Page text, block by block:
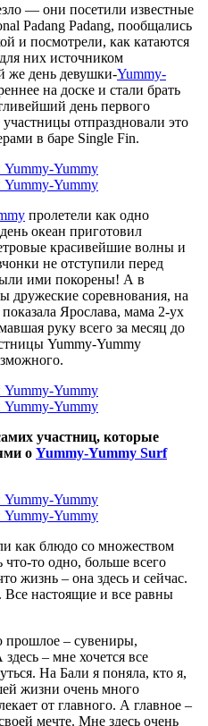
— они посетили известные
Padang Padang, пообщались
и посмотрели, как катаются
них источником
же день девушки-Yummy-
на доске и стали брать
день первого
отпраздновали это
в баре Single Fin.
пролетели как одно
океан приготовил
красивейшие волны и
не отступили перед
ими покорены! А в
дружеские соревнования, на
Ярослава, мама 2-ух
руку всего за месяц до
Yummy-Yummy
участниц, которые
о Yummy-Yummy Surf
как блюдо со множеством
то одно, больше всего
жизнь – она здесь и сейчас.
настоящие и все равны
прошлое – сувениры,
– мне хочется все
На Бали я поняла, кто я,
жизни очень много
от главного. А главное –
мечте. Мне здесь очень